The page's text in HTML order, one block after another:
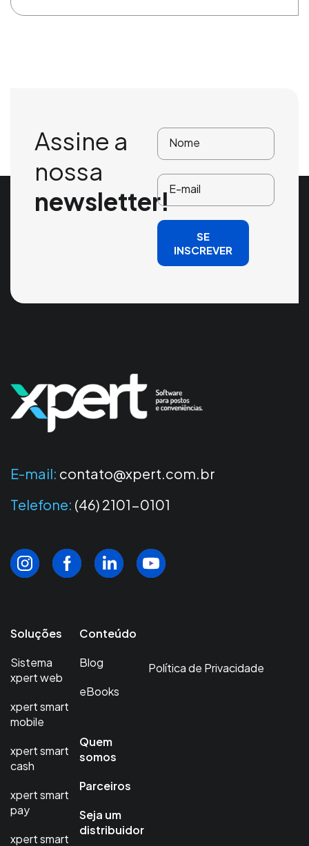
Assine a
nossa
newsletter!
SE
INSCREVER
E-mail: contato@xpert.com.br
Telefone: (46) 2101-0101
Soluções
Sistema
xpert web
xpert smart
mobile
xpert smart
cash
xpert smart
pay
xpert smart
Conteúdo
Blog
eBooks
Quem
somos
Parceiros
Seja um
distribuidor
Política de Privacidade